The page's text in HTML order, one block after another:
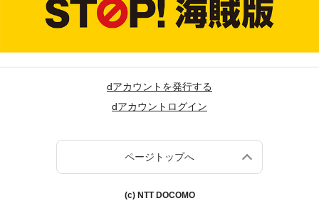
dアカウントを発行する
dアカウントログイン
ページトップへ
(c) NTT DOCOMO